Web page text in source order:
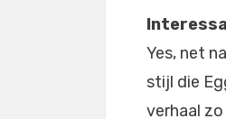
Yes, net
stijl die
verhaal